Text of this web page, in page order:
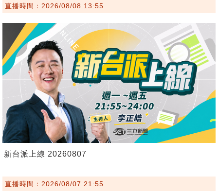
直播時間：2026/08/08 13:55
新台派上線 20260807
直播時間：2026/08/07 21:55